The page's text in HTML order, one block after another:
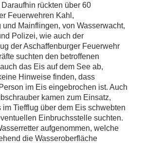
rückten über 60
Feuerwehren Kahl,
und Mainflingen, von Wasserwacht,
Polizei, wie auch der
der Aschaffenburger Feuerwehr
suchten den betroffenen
das Eis auf dem See ab,
Hinweise finden, dass
im Eis eingebrochen ist. Auch
kamen zum Einsatz,
Tiefflug über dem Eis schwebten
Einbruchsstelle suchten.
aufgenommen, welche
die Wasseroberfläche